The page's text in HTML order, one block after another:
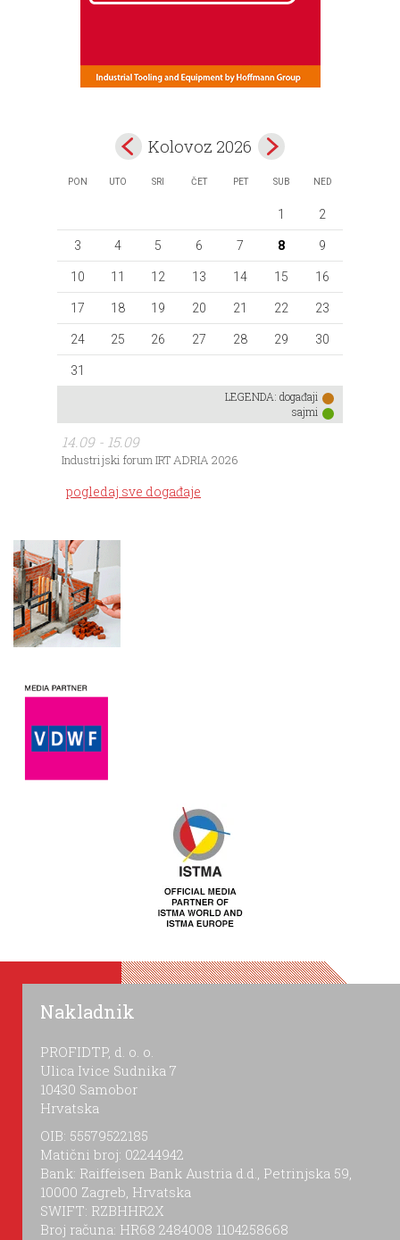
Kolovoz 2026
PON UTO SRI ČET PET SUB NED
1 2
3 4 5 6 7 8 9
10 11 12 13 14 15 16
17 18 19 20 21 22 23
24 25 26 27 28 29 30
31
LEGENDA: događaji
sajmi
14.09 - 15.09
Industrijski forum IRT ADRIA 2026
pogledaj sve događaje
Nakladnik
PROFIDTP, d. o. o.
Ulica Ivice Sudnika 7
10430 Samobor
Hrvatska
OIB: 55579522185
Matični broj: 02244942
Bank: Raiffeisen Bank Austria d.d., Petrinjska 59,
10000 Zagreb, Hrvatska
SWIFT: RZBHHR2X
Broj računa: HR68 2484008 1104258668